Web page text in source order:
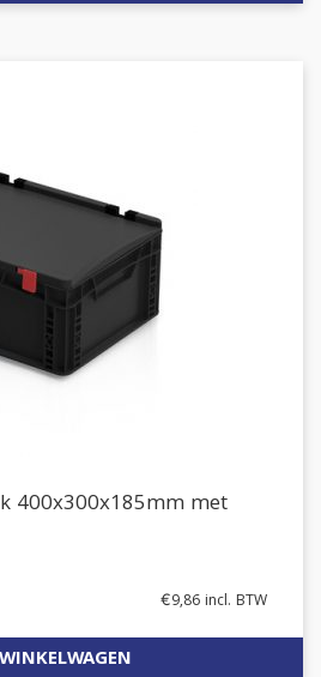
400x300x185mm met
€9,86 incl. BTW